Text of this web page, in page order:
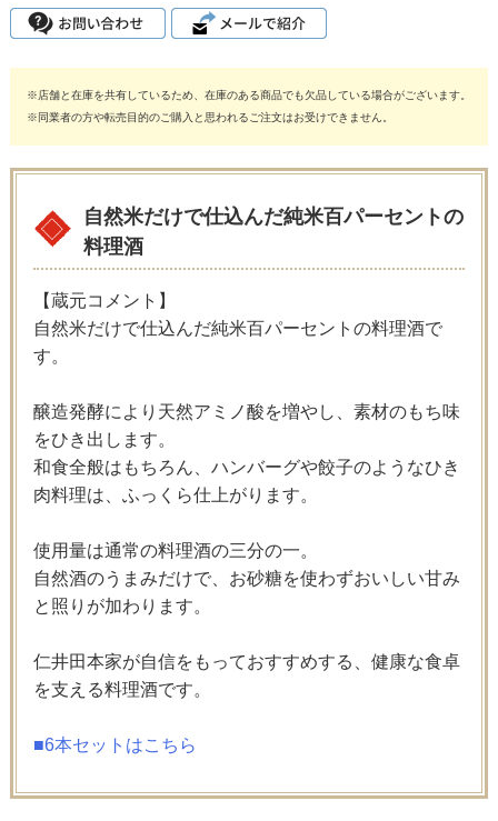
※店舗と在庫を共有しているため、在庫のある商品でも欠品している場合がございます。
※同業者の方や転売目的のご購入と思われるご注文はお受けできません。
自然米だけで仕込んだ純米百パーセントの
料理酒
【蔵元コメント】
自然米だけで仕込んだ純米百パーセントの料理酒で
す。
醸造発酵により天然アミノ酸を増やし、素材のもち味
をひき出します。
和食全般はもちろん、ハンバーグや餃子のようなひき
肉料理は、ふっくら仕上がります。
使用量は通常の料理酒の三分の一。
自然酒のうまみだけで、お砂糖を使わずおいしい甘み
と照りが加わります。
仁井田本家が自信をもっておすすめする、健康な食卓
を支える料理酒です。
■6本セットはこちら